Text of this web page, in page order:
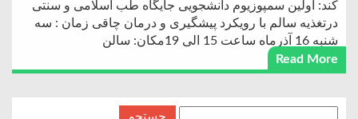
کند: اولین سمپوزیوم دانشجویی جایگاه طب اسلامی و سنتی
درتغذیه سالم با رویکرد پیشگیری و درمان چاقی زمان : سه
شنبه 16 آذرماه ساعت 15 الی 19مکان: سالن
Read More